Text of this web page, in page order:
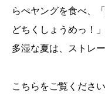
らぺヤングを食べ、
どちくしょうめっ！
多湿な夏は、ストレ
こちらをご覧ください